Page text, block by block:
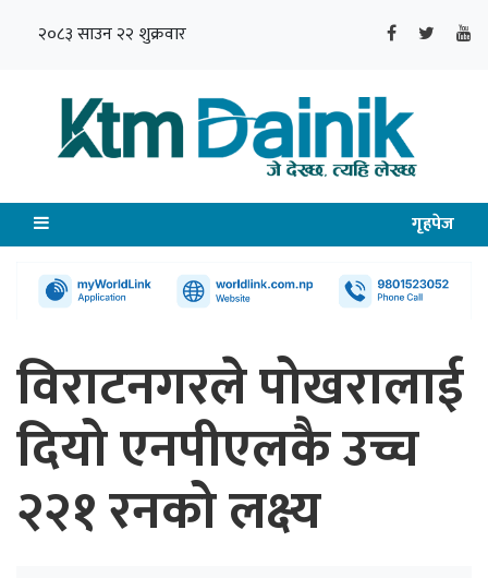
२०८३ साउन २२ शुक्रवार
गृहपेज
विराटनगरले पोखरालाई
दियो एनपीएलकै उच्च
२२१ रनको लक्ष्य